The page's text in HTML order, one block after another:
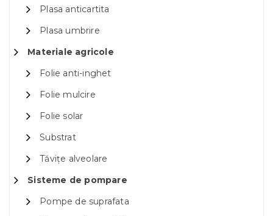
Plasa anticartita
Plasa umbrire
Materiale agricole
Folie anti-inghet
Folie mulcire
Folie solar
Substrat
Tăvițe alveolare
Sisteme de pompare
Pompe de suprafata